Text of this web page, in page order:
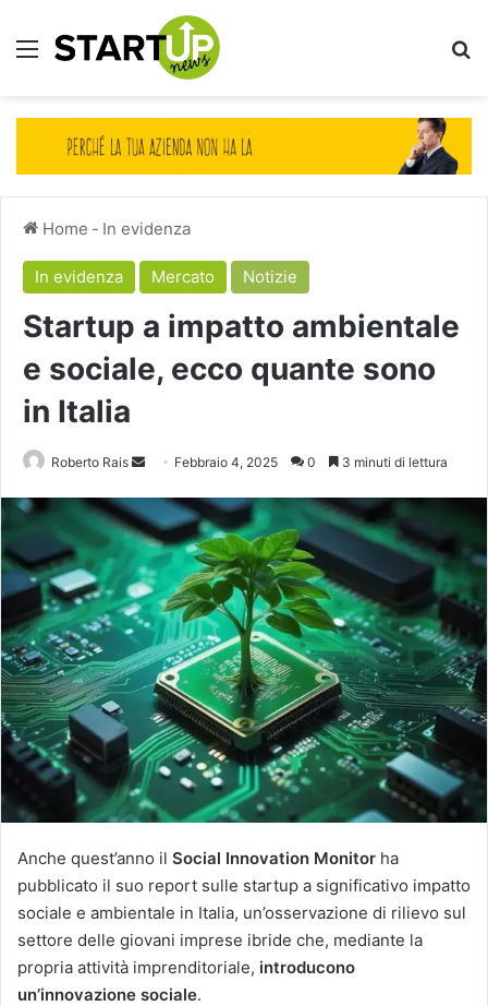
Menu
Home - In evidenza
In evidenza Mercato Notizie
Startup a impatto ambientale
e sociale, ecco quante sono
in Italia
Roberto Rais
Invia Febbraio 4, 2025 0 3 minuti di lettura
Anche quest’anno il Social Innovation Monitor ha
pubblicato il suo report sulle startup a significativo impatto
sociale e ambientale in Italia, un’osservazione di rilievo sul
settore delle giovani imprese ibride che, mediante la
propria attività imprenditoriale, introducono
un’innovazione sociale.